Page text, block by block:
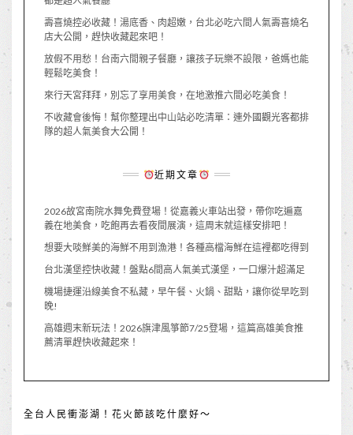
壽喜燒控必收藏！湯底香、肉超嫩，台北必吃六間人氣壽喜燒名
店大公開，趕快收藏起來吧！
放假不用愁！台南六間親子餐廳，讓孩子玩樂不設限，爸媽也能
輕鬆吃美食！
來行天宮拜拜，別忘了享用美食，在地激推六間必吃美食！
不收藏會後悔！幫你整理出中山站必吃清單：連外國觀光客都排
隊的超人氣美食大公開！
近期文章
2026故宮南院水舞免費登場！從嘉義火車站出發，帶你吃遍嘉
義在地美食，吃飽再去看夜間展演，這周末就這樣安排吧！
想要大啖鮮美的海鮮不用到漁港！各種高檔海鮮在這裡都吃得到
台北漢堡控快收藏！盤點6間高人氣美式漢堡，一口爆汁超滿足
機場捷運沿線美食不私藏，早午餐、火鍋、甜點，讓你從早吃到
晚!
高雄週末新玩法！2026旗津風箏節7/25登場，這篇高雄美食推
薦清單趕快收藏起來！
全台人民衝澎湖！花火節該吃什麼好～